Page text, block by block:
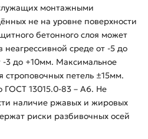
монтажными
не на уровне поверхности
бетонного слоя может
неагрессивной среде от -5 до
-3 до +10мм. Максимальное
петель ±15мм.
ГОСТ 13015.0-83 – А6. Не
наличие ржавых и жировых
риски разбивочных осей